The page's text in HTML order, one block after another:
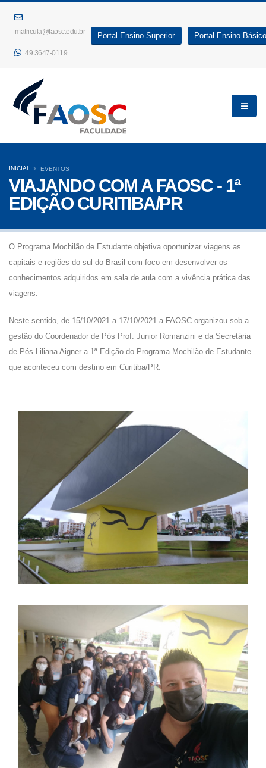
matricula@faosc.edu.br
49 3647-0119
Portal Ensino Superior Portal Ensino
INICIAL EVENTOS
VIAJANDO COM A FAOSC - 1ª
EDIÇÃO CURITIBA/PR
O Programa Mochilão de Estudante objetiva oportunizar viagens as
capitais e regiões do sul do Brasil com foco em desenvolver os
conhecimentos adquiridos em sala de aula com a vivência prática das
viagens.
Neste sentido, de 15/10/2021 a 17/10/2021 a FAOSC organizou sob a
gestão do Coordenador de Pós Prof. Junior Romanzini e da Secretária
de Pós Liliana Aigner a 1ª Edição do Programa Mochilão de Estudante
que aconteceu com destino em Curitiba/PR.